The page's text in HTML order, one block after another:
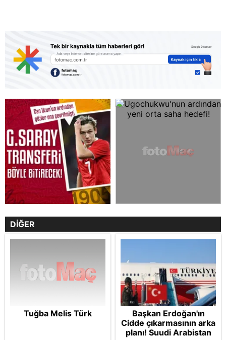
DİĞER
Tuğba Melis Türk
Başkan Erdoğan'ın
Cidde çıkarmasının arka
planı! Suudi Arabistan